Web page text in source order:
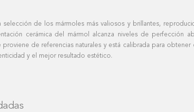
selección de los mármoles más valiosos y brillantes,
cerámica del mármol alcanza niveles de perfección
de referencias naturales y está calibrada para obtener
y el mejor resultado estético.